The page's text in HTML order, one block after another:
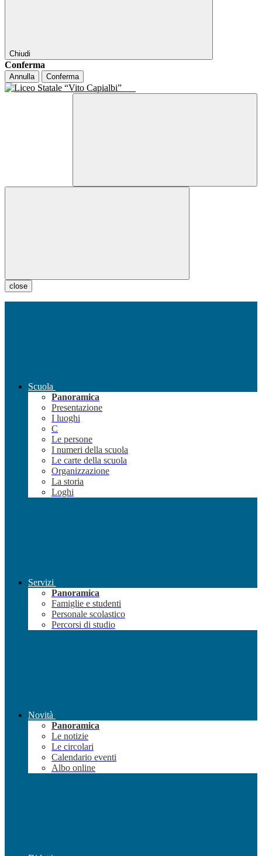
Chiudi
Conferma
Annulla Conferma
close
Scuola
Panoramica
Presentazione
I luoghi
C
Le persone
I numeri della scuola
Le carte della scuola
Organizzazione
La storia
Loghi
Servizi
Panoramica
Famiglie e studenti
Personale scolastico
Percorsi di studio
Novità
Panoramica
Le notizie
Le circolari
Calendario eventi
Albo online